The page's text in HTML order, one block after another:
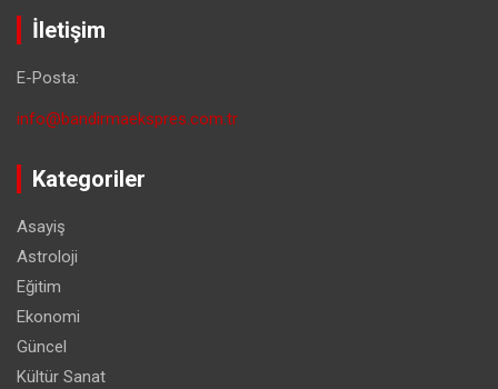
İletişim
E-Posta:
info@bandirmaekspres.com.tr
Kategoriler
Asayiş
Astroloji
Eğitim
Ekonomi
Güncel
Kültür Sanat